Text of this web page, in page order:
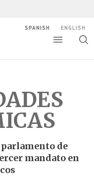
SPANISH ENGLISH
de
mandato en